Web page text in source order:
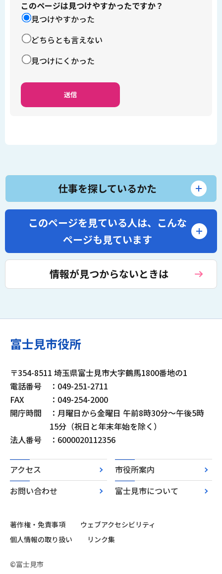
このページは見つけやすかったですか？
見つけやすかった
どちらとも言えない
見つけにくかった
仕事を探しているかた
このページを見ている人は、 こんな
ページも見ています
情報が見つからないときは
富士見市役所
〒354-8511 埼玉県富士見市大字鶴馬1800番地の1
電話番号
：049-251-2711
FAX
：049-254-2000
開庁時間
：月曜日から金曜日 午前8時30分～午後5時
15分（祝日と年末年始を除く）
法人番号
：6000020112356
アクセス
市役所案内
お問い合わせ
富士見市について
著作権・免責事項
ウェブアクセシビリティ
個人情報の取り扱い
リンク集
©富士見市